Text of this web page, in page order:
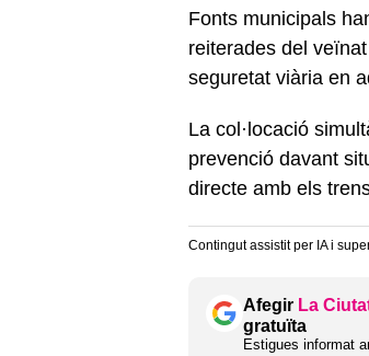
Fonts municipals
reiterades del
seguretat viària en
La col·locació
prevenció davant
directe amb els
Contingut assistit per IA i
Afegir La
gratuïta
Estigues informat